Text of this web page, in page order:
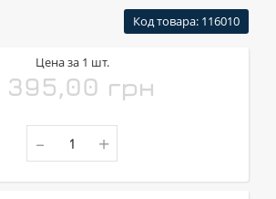
Код товара: 116010
Цена за 1 шт.
395,00 грн
- +